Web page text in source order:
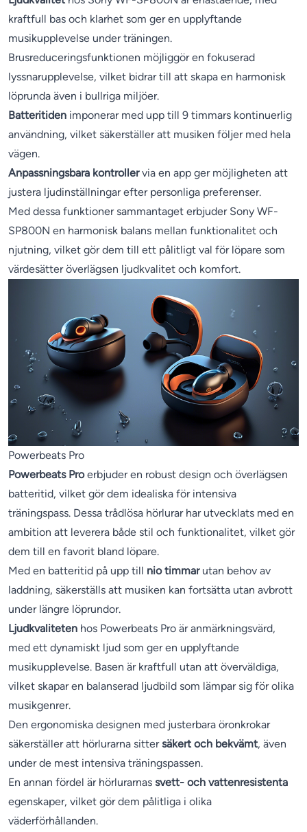
kraftfull bas och klarhet som ger en upplyftande
musikupplevelse under träningen.
Brusreduceringsfunktionen möjliggör en fokuserad
lyssnarupplevelse, vilket bidrar till att skapa en harmonisk
löprunda även i bullriga miljöer.
Batteritiden imponerar med upp till 9 timmars kontinuerlig
användning, vilket säkerställer att musiken följer med hela
vägen.
Anpassningsbara kontrollervia en app ger möjligheten att
justera ljudinställningar efter personliga preferenser.
Med dessa funktioner sammantaget erbjuder Sony WF-
SP800N en harmonisk balans mellan funktionalitet och
njutning, vilket gör dem till ett pålitligt val för löpare som
värdesätter överlägsen ljudkvalitet och komfort.
Powerbeats Pro
Powerbeats Proerbjuder en robust design och överlägsen
batteritid, vilket gör dem idealiska för intensiva
träningspass. Dessa trådlösa hörlurar har utvecklats med en
ambition att leverera både stil och funktionalitet, vilket gör
dem till en favorit bland löpare.
Med en batteritid på upp till nio timmarutan behov av
laddning, säkerställs att musiken kan fortsätta utan avbrott
under längre löprundor.
Ljudkvaliteten hos Powerbeats Pro är anmärkningsvärd,
med ett dynamiskt ljud som ger en upplyftande
musikupplevelse. Basen är kraftfull utan att överväldiga,
vilket skapar en balanserad ljudbild som lämpar sig för olika
musikgenrer.
Den ergonomiska designen med justerbara öronkrokar
säkerställer att hörlurarna sittersäkert och bekvämt, även
under de mest intensiva träningspassen.
En annan fördel är hörlurarnas svett- och vattenresistenta
egenskaper, vilket gör dem pålitliga i olika
väderförhållanden.